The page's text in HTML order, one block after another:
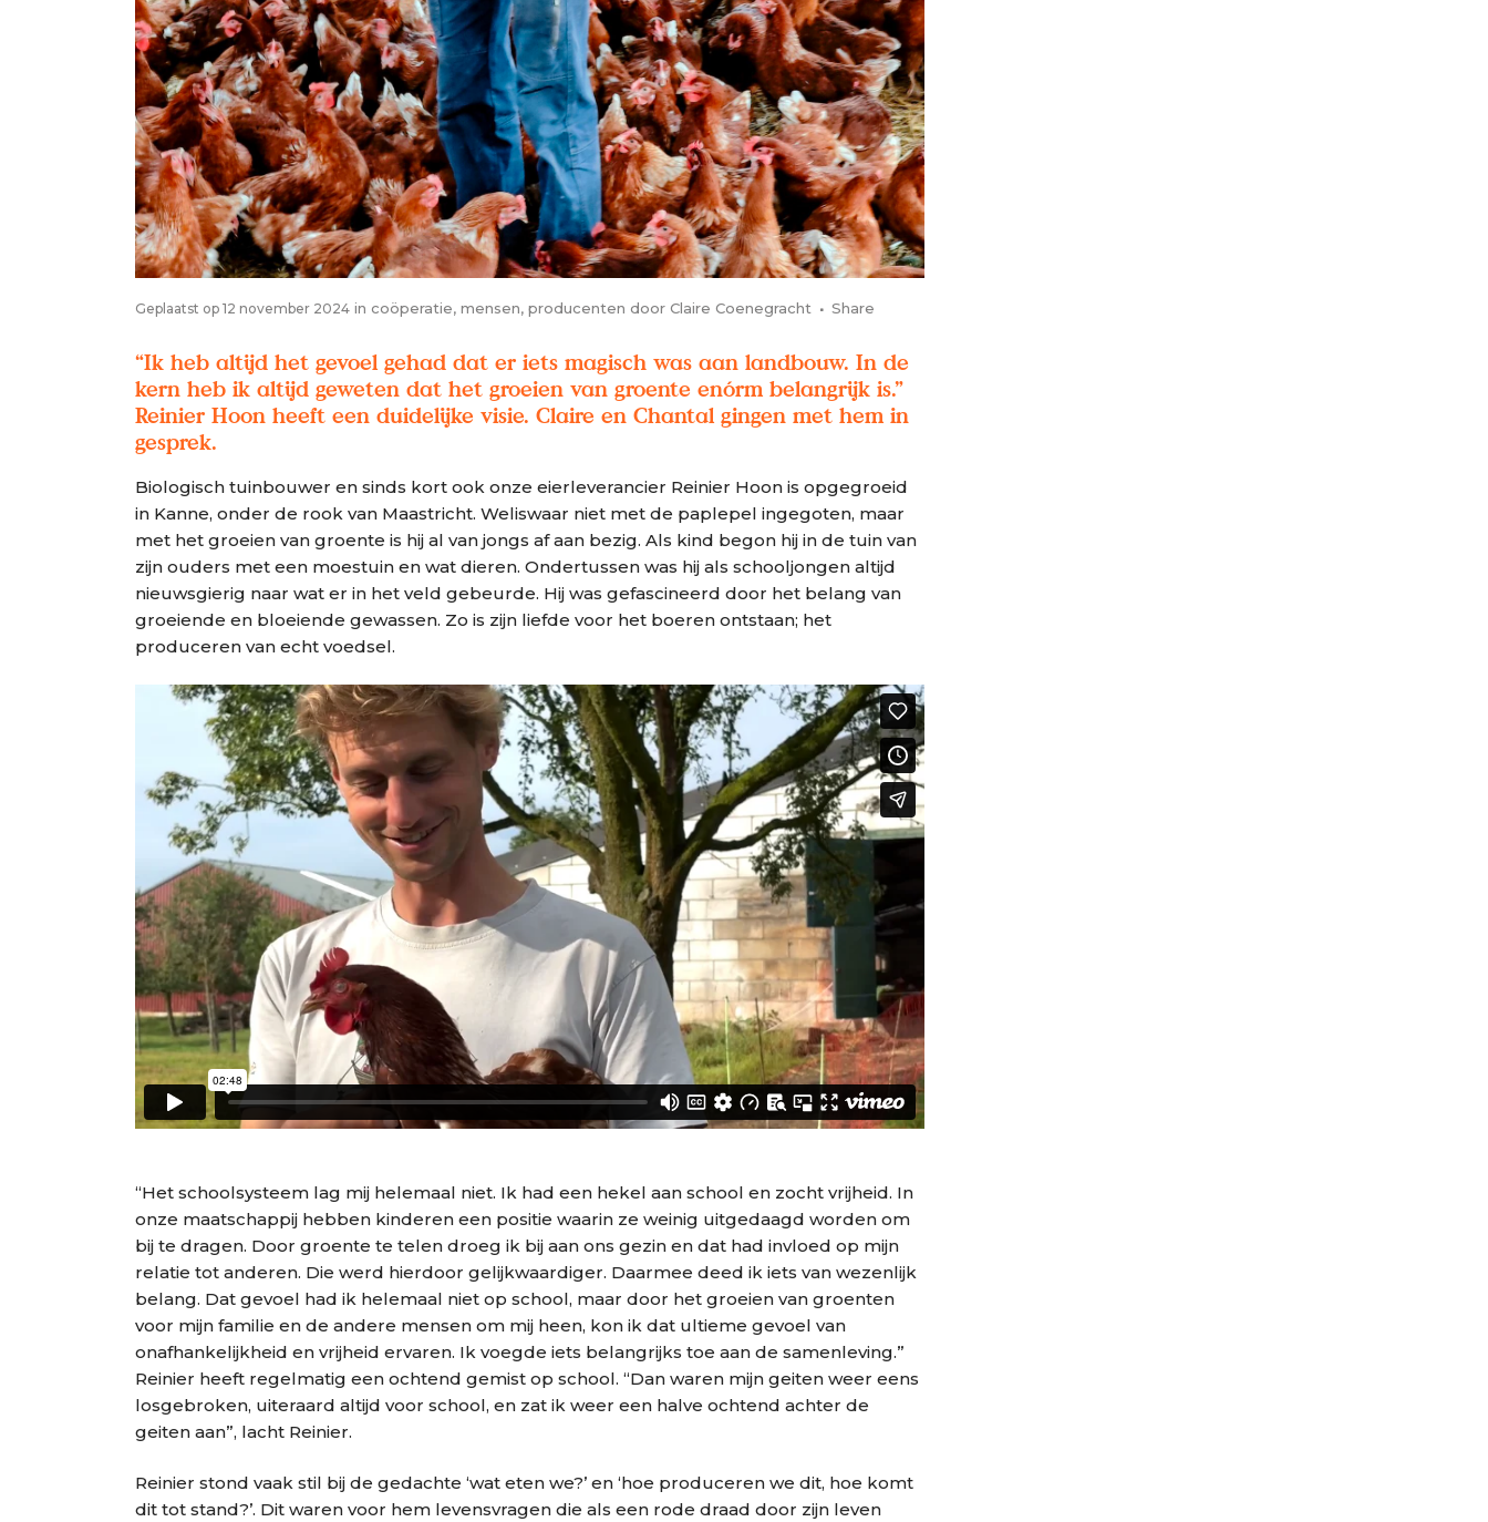
Geplaatst op 12 november 2024 in coöperatie, mensen, producenten door Claire Coenegracht Share
“Ik heb altijd het gevoel gehad dat er iets magisch was aan landbouw. In de
kern heb ik altijd geweten dat het groeien van groente enórm belangrijk is.”
Reinier Hoon heeft een duidelijke visie. Claire en Chantal gingen met hem in
gesprek.
Biologisch tuinbouwer en sinds kort ook onze eierleverancier Reinier Hoon is opgegroeid
in Kanne, onder de rook van Maastricht. Weliswaar niet met de paplepel ingegoten, maar
met het groeien van groente is hij al van jongs af aan bezig. Als kind begon hij in de tuin van
zijn ouders met een moestuin en wat dieren. Ondertussen was hij als schooljongen altijd
nieuwsgierig naar wat er in het veld gebeurde. Hij was gefascineerd door het belang van
groeiende en bloeiende gewassen. Zo is zijn liefde voor het boeren ontstaan; het
produceren van echt voedsel.
“Het schoolsysteem lag mij helemaal niet. Ik had een hekel aan school en zocht vrijheid. In
onze maatschappij hebben kinderen een positie waarin ze weinig uitgedaagd worden om
bij te dragen. Door groente te telen droeg ik bij aan ons gezin en dat had invloed op mijn
relatie tot anderen. Die werd hierdoor gelijkwaardiger. Daarmee deed ik iets van wezenlijk
belang. Dat gevoel had ik helemaal niet op school, maar door het groeien van groenten
voor mijn familie en de andere mensen om mij heen, kon ik dat ultieme gevoel van
onafhankelijkheid en vrijheid ervaren. Ik voegde iets belangrijks toe aan de samenleving.”
Reinier heeft regelmatig een ochtend gemist op school. “Dan waren mijn geiten weer eens
losgebroken, uiteraard altijd voor school, en zat ik weer een halve ochtend achter de
geiten aan”, lacht Reinier.
Reinier stond vaak stil bij de gedachte ‘wat eten we?’ en ‘hoe produceren we dit, hoe komt
dit tot stand?’. Dit waren voor hem levensvragen die als een rode draad door zijn leven